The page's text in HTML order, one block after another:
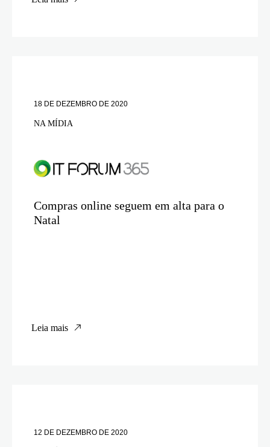
18 DE DEZEMBRO DE 2020
NA MÍDIA
Compras online seguem em alta para o
Natal
Leia mais
12 DE DEZEMBRO DE 2020